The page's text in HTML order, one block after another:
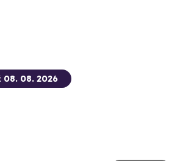
08. 2026